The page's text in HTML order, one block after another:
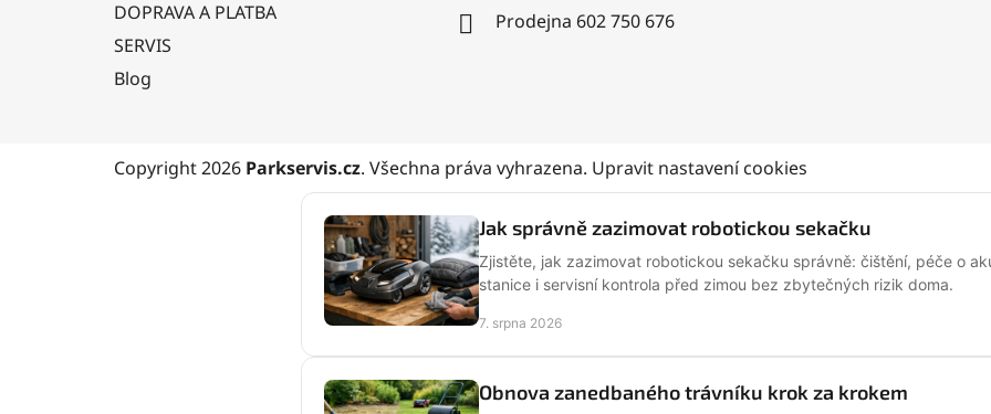
DOPRAVA A PLATBA
SERVIS
Blog
Prodejna 602 750 676
Copyright 2026 Parkservis.cz. Všechna práva vyhrazena. Upravit nastavení cookies
Jak správně zazimovat robotickou sekačku
Zjistěte, jak zazimovat robotickou sekačku správně: čištění, péče o
stanice i servisní kontrola před zimou bez zbytečných rizik doma.
7. srpna 2026
Obnova zanedbaného trávníku krok za krokem